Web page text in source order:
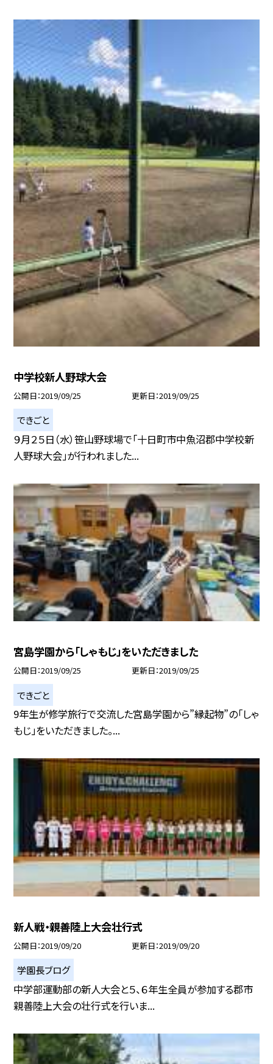
中学校新人野球大会
公開日 2019/09/25 更新日 2019/09/25
できごと
９月２５日（水）笹山野球場で「十日町市中魚沼郡中学校新
人野球大会」が行われました...
宮島学園から「しゃもじ」をいただきました
公開日 2019/09/25 更新日 2019/09/25
できごと
9年生が修学旅行で交流した宮島学園から”縁起物”の「しゃ
もじ」をいただきました。...
新人戦・親善陸上大会壮行式
公開日 2019/09/20 更新日 2019/09/20
学園長ブログ
中学部運動部の新人大会と５、６年生全員が参加する郡市
親善陸上大会の壮行式を行いま...